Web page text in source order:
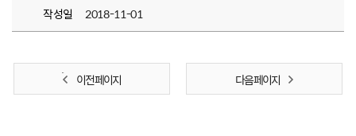
작성일
2018-11-01
이전 페이지 다음 페이지